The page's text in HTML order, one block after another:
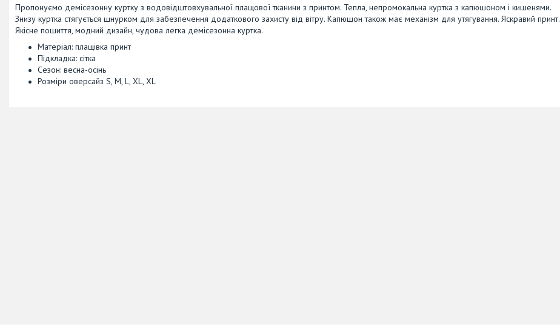
Пропонуємо демісезонну куртку з водовідштовхувальної плащової тканини з принтом. Тепла, непромокальна куртка з капюшоном і кишенями.
Знизу куртка стягується шнурком для забезпечення додаткового захисту від вітру. Капюшон також має механізм для утягування. Яскравий принт.
Якісне пошиття, модний дизайн, чудова легка демісезонна куртка.
Матеріал: плащівка принт
Підкладка: сітка
Сезон: весна-осінь
Розміри оверсайз S, M, L, XL, XL